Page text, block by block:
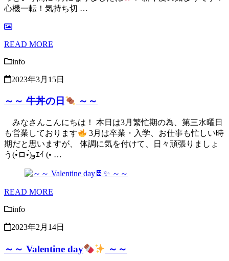
心機一転！気持ち切 …
READ MORE
info
2023年3月15日
～～ 牛丼の日 ～～
みなさんこんにちは！ 本日は3月繁忙期の為、第三水曜日
も営業しております
3月は卒業・入学、お仕事も忙しい時
期だと思いますが、 体調に気を付けて、日々頑張りましょ
う(•̀ロ•́)وｴｲ (• …
READ MORE
info
2023年2月14日
～～ Valentine day ～～